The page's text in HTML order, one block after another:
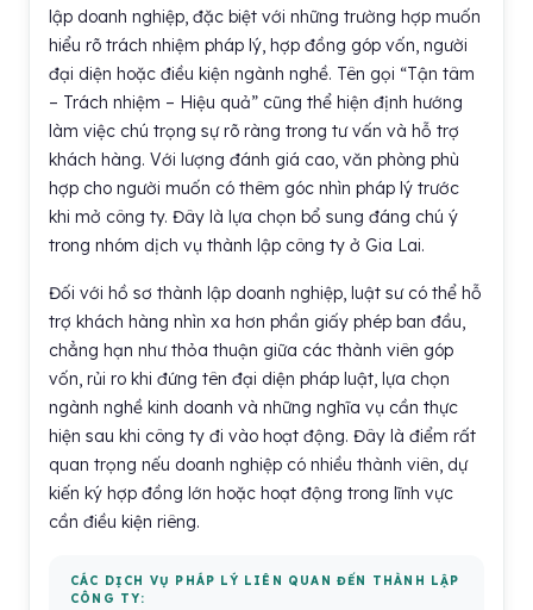
lập doanh nghiệp, đặc biệt với những trường hợp muốn
hiểu rõ trách nhiệm pháp lý, hợp đồng góp vốn, người
đại diện hoặc điều kiện ngành nghề. Tên gọi “Tận tâm
– Trách nhiệm – Hiệu quả” cũng thể hiện định hướng
làm việc chú trọng sự rõ ràng trong tư vấn và hỗ trợ
khách hàng. Với lượng đánh giá cao, văn phòng phù
hợp cho người muốn có thêm góc nhìn pháp lý trước
khi mở công ty. Đây là lựa chọn bổ sung đáng chú ý
trong nhóm dịch vụ thành lập công ty ở Gia Lai.
Đối với hồ sơ thành lập doanh nghiệp, luật sư có thể hỗ
trợ khách hàng nhìn xa hơn phần giấy phép ban đầu,
chẳng hạn như thỏa thuận giữa các thành viên góp
vốn, rủi ro khi đứng tên đại diện pháp luật, lựa chọn
ngành nghề kinh doanh và những nghĩa vụ cần thực
hiện sau khi công ty đi vào hoạt động. Đây là điểm rất
quan trọng nếu doanh nghiệp có nhiều thành viên, dự
kiến ký hợp đồng lớn hoặc hoạt động trong lĩnh vực
cần điều kiện riêng.
CÁC DỊCH VỤ PHÁP LÝ LIÊN QUAN ĐẾN THÀNH LẬP
CÔNG TY: